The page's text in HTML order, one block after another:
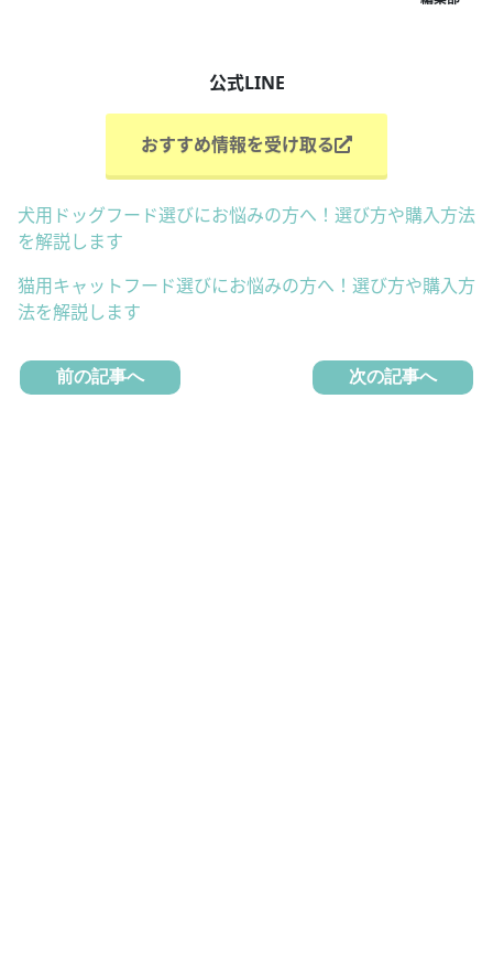
公式LINE
おすすめ情報を受け取る
犬用ドッグフード選びにお悩みの方へ！選び方や購入方法
を解説します
猫用キャットフード選びにお悩みの方へ！選び方や購入方
法を解説します
前の記事へ 次の記事へ